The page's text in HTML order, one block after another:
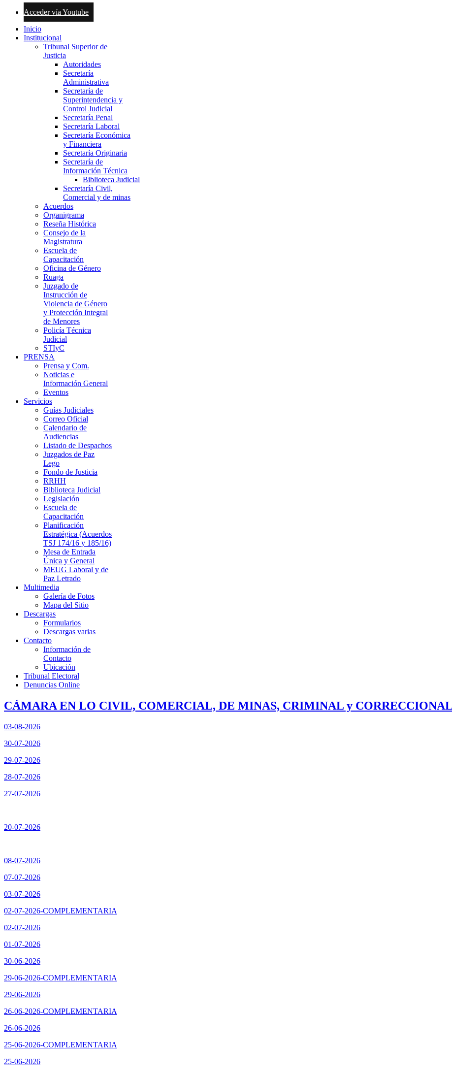
Acceder vía Youtube
Inicio
Institucional
Tribunal Superior de
Justicia
Autoridades
Secretaría
Administrativa
Secretaría de
Superintendencia y
Control Judicial
Secretaría Penal
Secretaría Laboral
Secretaría Económica
y Financiera
Secretaría Originaria
Secretaría de
Información Técnica
Biblioteca Judicial
Secretaría Civil,
Comercial y de minas
Acuerdos
Organigrama
Reseña Histórica
Consejo de la
Magistratura
Escuela de
Capacitación
Oficina de Género
Ruaga
Juzgado de
Instrucción de
Violencia de Género
y Protección Integral
de Menores
Policía Técnica
Judicial
STIyC
PRENSA
Prensa y Com.
Noticias e
Información General
Eventos
Servicios
Guías Judiciales
Correo Oficial
Calendario de
Audiencias
Listado de Despachos
Juzgados de Paz
Lego
Fondo de Justicia
RRHH
Biblioteca Judicial
Legislación
Escuela de
Capacitación
Planificación
Estratégica (Acuerdos
TSJ 174/16 y 185/16)
Mesa de Entrada
Única y General
MEUG Laboral y de
Paz Letrado
Multimedia
Galería de Fotos
Mapa del Sitio
Descargas
Formularios
Descargas varias
Contacto
Información de
Contacto
Ubicación
Tribunal Electoral
Denuncias Online
CÁMARA EN LO CIVIL, COMERCIAL, DE MINAS, CRIMINAL y
03-08-2026
30-07-2026
29-07-2026
28-07-2026
27-07-2026
20-07-2026
08-07-2026
07-07-2026
03-07-2026
02-07-2026-COMPLEMENTARIA
02-07-2026
01-07-2026
30-06-2026
29-06-2026-COMPLEMENTARIA
29-06-2026
26-06-2026-COMPLEMENTARIA
26-06-2026
25-06-2026-COMPLEMENTARIA
25-06-2026